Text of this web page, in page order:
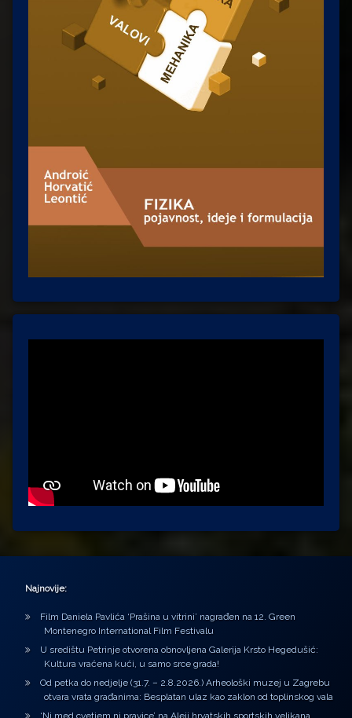
Najnovije:
Film Daniela Pavlića ‘Prašina u vitrini’ nagrađen na 12. Green
Montenegro International Film Festivalu
U središtu Petrinje otvorena obnovljena Galerija Krsto Hegedušić:
Kultura vraćena kući, u samo srce grada!
Od petka do nedjelje (31.7. – 2.8.2026.) Arheološki muzej u Zagrebu
otvara vrata građanima: Besplatan ulaz kao zaklon od toplinskog vala
‘Ni med cvetjem ni pravice’ na Aleji hrvatskih sportskih velikana